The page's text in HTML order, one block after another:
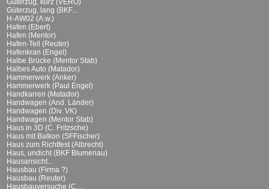
Güterzug, kurz (VERO)
Güterzug, lang (BKF...
H-AW02 (A.w.)
Hafen (Ebert)
Hafen (Mentor)
Hafen-Teil (Reuter)
Hafenkran (Engel)
Halbe Brücke (Mentor Stab)
Halbes Auto (Matador)
Hammerwerk (Anker)
Hammerwerk (Paul Engel)
Handkarren (Matador)
Handwagen (And. Länder)
Handwagen (Div. VK)
Handwagen (Mentor Stab)
Haus in 3D (C. Fritzsche)
Haus mit Balkon (SFFischer)
Haus zum Richtfest (Albrecht)
Haus, undicht (BKF Blumenau)
Hausansicht...
Hausbau (Firma ?)
Hausbau (Reuter)
Hausbauversuche (C....